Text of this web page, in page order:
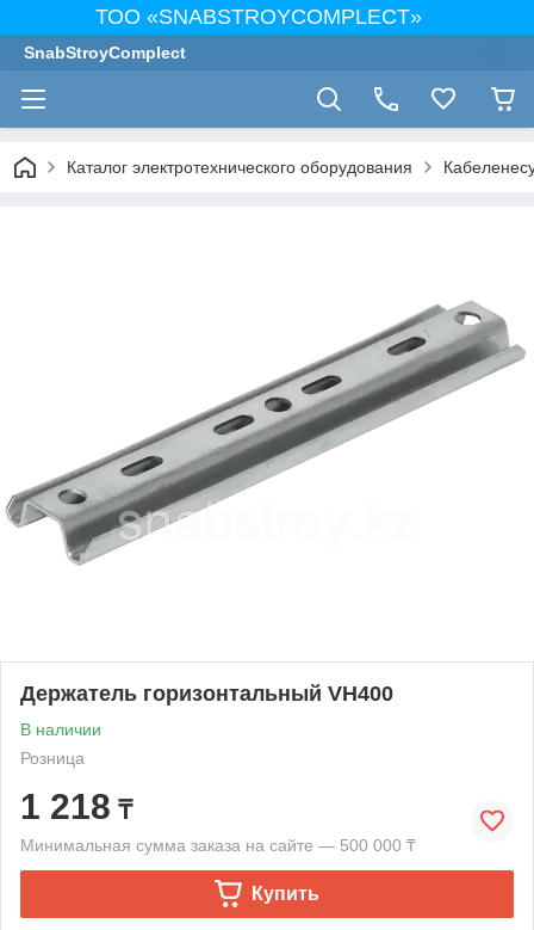
ТОО «SNABSTROYCOMPLECT»
SnabStroyComplect
Каталог электротехнического оборудования
Держатель горизонтальный VH400
В наличии
Розница
1 218 ₸
Минимальная сумма заказа на сайте — 500 000 ₸
Купить